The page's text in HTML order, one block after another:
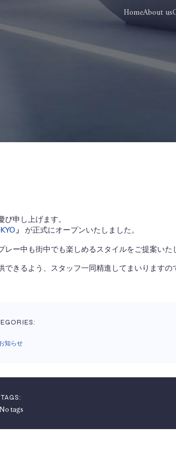
HomeAbout us
申し上げます。
」
が正式にオープンいたしました。
ー中も街中でも楽しめるスタイルをご提案いた
きるよう、スタッフ一同精進してまいりますの
知らせ
TAGS:
tags